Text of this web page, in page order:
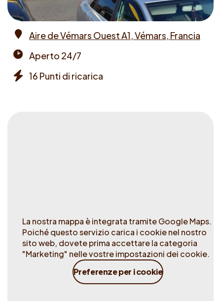
Aire de Vémars Ouest A1, Vémars, Francia
times
Aperto 24/7
16 Punti di ricarica
La nostra mappa è integrata tramite Google Maps.
Poiché questo servizio carica i cookie nel nostro
sito web, dovete prima accettare la categoria
"Marketing" nelle vostre impostazioni dei cookie.
Preferenze per i cookie